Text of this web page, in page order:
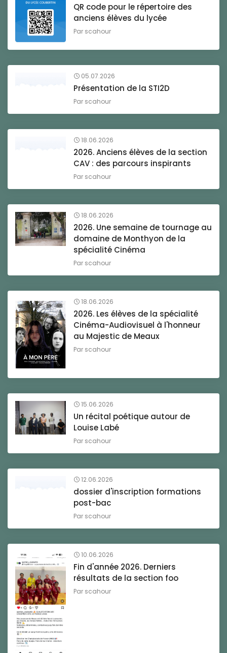
QR code pour le répertoire des
anciens élèves du lycée
Par scahour
05.07.2026
Présentation de la STI2D
Par scahour
18.06.2026
2026. Anciens élèves de la section
CAV : des parcours inspirants
Par scahour
18.06.2026
2026. Une semaine de tournage au
domaine de Monthyon de la
spécialité Cinéma
Par scahour
18.06.2026
2026. Les élèves de la spécialité
Cinéma-Audiovisuel à l'honneur
au Majestic de Meaux
Par scahour
15.06.2026
Un récital poétique autour de
Louise Labé
Par scahour
12.06.2026
dossier d'inscription formations
post-bac
Par scahour
10.06.2026
Fin d'année 2026. Derniers
résultats de la section foo
Par scahour